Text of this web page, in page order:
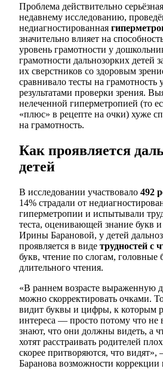
Проблема действительно
недавнему исследованию,
недиагностированная
значительно влияет на
уровень грамотности у
грамотности дальнозорких детей
их сверстников со здоровым
сравнивало тесты на грамотность
результатами проверки зрения.
нелеченной гиперметропией (то
«плюс» в рецепте на очки) хуже
на грамотность.
Как проявляется
детей
В исследовании участвовало 492
14% страдали от
гиперметропии и испытывали
теста, оценивающей знание букв
Ирины Барановой, у детей
проявляется в виде трудностей с
букв, чтение по слогам, головные
длительного чтения.
«В раннем возрасте выраженную
можно скорректировать очками.
видит буквы и цифры, к которым
интереса — просто потому что не
знают, что они должны видеть, а
хотят расстраивать родителей
скорее притворяются, что видят»,
Баранова возможности коррекции